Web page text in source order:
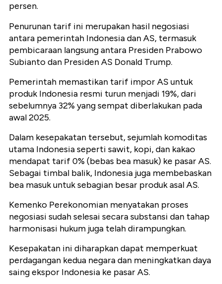
persen.
Penurunan tarif ini merupakan hasil negosiasi
antara pemerintah Indonesia dan AS, termasuk
pembicaraan langsung antara Presiden Prabowo
Subianto dan Presiden AS Donald Trump.
Pemerintah memastikan tarif impor AS untuk
produk Indonesia resmi turun menjadi 19%, dari
sebelumnya 32% yang sempat diberlakukan pada
awal 2025.
Dalam kesepakatan tersebut, sejumlah komoditas
utama Indonesia seperti sawit, kopi, dan kakao
mendapat tarif 0% (bebas bea masuk) ke pasar AS.
Sebagai timbal balik, Indonesia juga membebaskan
bea masuk untuk sebagian besar produk asal AS.
Kemenko Perekonomian menyatakan proses
negosiasi sudah selesai secara substansi dan tahap
harmonisasi hukum juga telah dirampungkan.
Kesepakatan ini diharapkan dapat memperkuat
perdagangan kedua negara dan meningkatkan daya
saing ekspor Indonesia ke pasar AS.